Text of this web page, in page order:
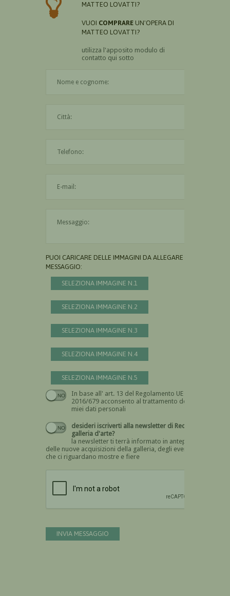
MATTEO LOVATTI?
VUOI COMPRARE UN'OPERA DI
MATTEO LOVATTI?
utilizza l'apposito modulo di
contatto qui sotto
PUOI CARICARE DELLE IMMAGINI DA ALLEGARE AL
MESSAGGIO:
SELEZIONA IMMAGINE N.1
SELEZIONA IMMAGINE N.2
SELEZIONA IMMAGINE N.3
SELEZIONA IMMAGINE N.4
SELEZIONA IMMAGINE N.5
In base all' art. 13 del Regolamento UE n.
2016/679 acconsento al trattamento dei
miei dati personali
Devi dare il consenso
desideri iscriverti alla newsletter di Recta
galleria d'arte?
la newsletter ti terrà informato in anteprima
delle nuove acquisizioni della galleria, degli eventi
che ci riguardano mostre e fiere
INVIA MESSAGGIO